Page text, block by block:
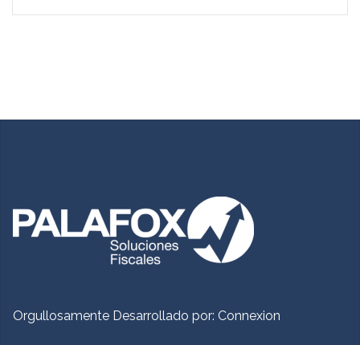
Orgullosamente Desarrollado por: Connexion